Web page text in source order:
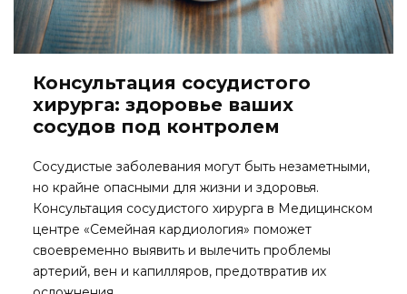
Консультация сосудистого
хирурга: здоровье ваших
сосудов под контролем
Сосудистые заболевания могут быть незаметными,
но крайне опасными для жизни и здоровья.
Консультация сосудистого хирурга в Медицинском
центре «Семейная кардиология» поможет
своевременно выявить и вылечить проблемы
артерий, вен и капилляров, предотвратив их